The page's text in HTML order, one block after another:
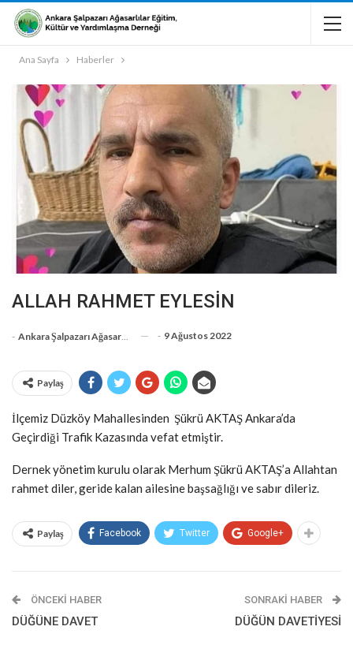
Ana Sayfa Haberler
ALLAH RAHMET EYLESİN
- Ankara Şalpazarı Ağasarlılar Eğitim Kültür Ve Dayanışma Derneği - 9 Ağustos 2022
Paylaş
İlçemiz Düzköy Mahallesinden Şükrü AKTAŞ Ankara’da
Geçirdiği Trafik Kazasında vefat etmiştir.
Dernek yönetim kurulu olarak Merhum Şükrü AKTAŞ’a Allahtan
rahmet diler, geride kalan ailesine başsağlığı ve sabır dileriz.
Paylaş Facebook Twitter Google+
ÖNCEKI HABER
DÜĞÜNE DAVET
SONRAKI HABER
DÜĞÜN DAVETİYESİ